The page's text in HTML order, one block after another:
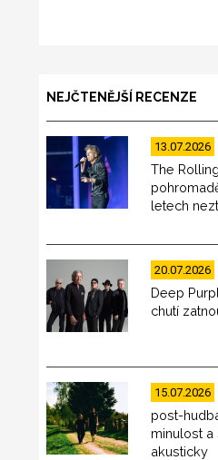
NEJČTENĚJŠÍ RECENZE
13.07.2026
The
letech
20.07.2026
Deep
chutí
15.07.2026
post-
minulost a
akusticky